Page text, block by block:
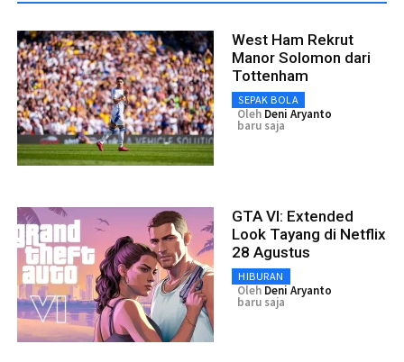
West Ham Rekrut
Manor Solomon dari
Tottenham
SEPAK BOLA
Oleh Deni Aryanto
baru saja
GTA VI: Extended
Look Tayang di Netflix
28 Agustus
HIBURAN
Oleh Deni Aryanto
baru saja